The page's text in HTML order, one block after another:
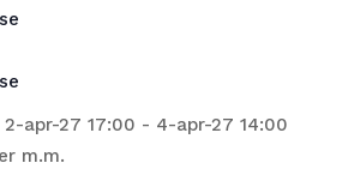
2-apr-27 17:00 - 4-apr-27 14:00
m.m.